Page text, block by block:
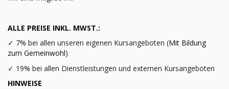
ALLE PREISE INKL. MWST.:
✓ 7% bei allen unseren eigenen Kursangeboten (Mit Bildung
zum Gemeinwohl)
✓ 19% bei allen Dienstleistungen und externen Kursangeboten
HINWEISE